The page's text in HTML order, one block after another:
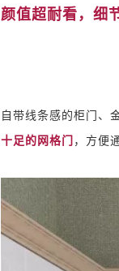
颜值超耐看，细
自带线条感的柜门、
十足的网格门，方便